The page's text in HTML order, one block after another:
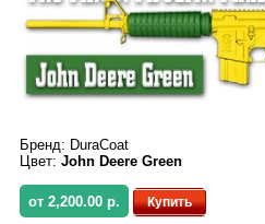
Бренд: DuraCoat
Цвет: John Deere Green
от 2,200.00 р. Купить